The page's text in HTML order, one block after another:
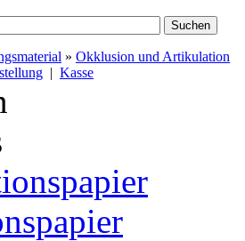
» Okklusion und Artikulation
| Kasse